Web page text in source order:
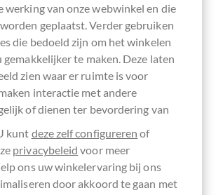
Zotter Schokolade
90% BIO Schokolade mit
Conchierzeit 22 Stunden
Schokolade Fair Trade - BIO
€ 5,80*
werking van onze webwinkel en die
geplaatst. Verder gebruiken
die bedoeld zijn om het winkelen
gemakkelijker te maken. Deze laten
zien waar er ruimte is voor
interactie met andere
of dienen ter bevordering van
kunt deze zelf configureren of
privacybeleid voor meer
ons uw winkelervaring bij ons
door akkoord te gaan met